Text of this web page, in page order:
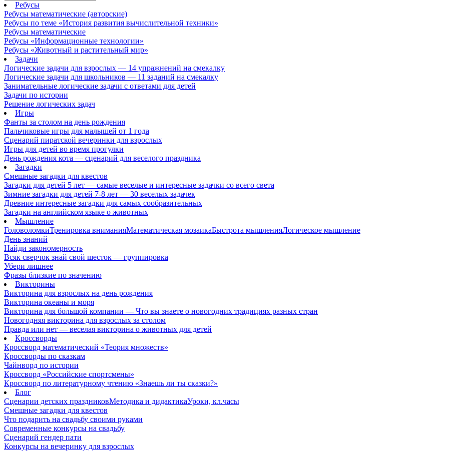
Ребусы
Ребусы математические (авторские)
Ребусы по теме «История развития вычислительной техники»
Ребусы математические
Ребусы «Информационные технологии»
Ребусы «Животный и растительный мир»
Задачи
Логические задачи для взрослых — 14 упражнений на смекалку
Логические задачи для школьников — 11 заданий на смекалку
Занимательные логические задачи с ответами для детей
Задачи по истории
Решение логических задач
Игры
Фанты за столом на день рождения
Пальчиковые игры для малышей от 1 года
Сценарий пиратской вечеринки для взрослых
Игры для детей во время прогулки
День рождения кота — сценарий для веселого праздника
Загадки
Смешные загадки для квестов
Загадки для детей 5 лет — самые веселые и интересные задачки со всего света
Зимние загадки для детей 7-8 лет — 30 веселых задачек
Древние интересные загадки для самых сообразительных
Загадки на английском языке о животных
Мышление
ГоловоломкиТренировка вниманияМатематическая мозаикаБыстрота мышленияЛогическое мышление
День знаний
Найди закономерность
Всяк сверчок знай свой шесток — группировка
Убери лишнее
Фразы близкие по значению
Викторины
Викторина для взрослых на день рождения
Викторина океаны и моря
Викторина для большой компании — Что вы знаете о новогодних традициях разных стран
Новогодняя викторина для взрослых за столом
Правда или нет — веселая викторина о животных для детей
Кроссворды
Кроссворд математический «Теория множеств»
Кроссворды по сказкам
Чайнворд по истории
Кроссворд «Российские спортсмены»
Кроссворд по литературному чтению «Знаешь ли ты сказки?»
Блог
Сценарии детских праздниковМетодика и дидактикаУроки, кл.часы
Смешные загадки для квестов
Что подарить на свадьбу своими руками
Современные конкурсы на свадьбу
Сценарий гендер пати
Конкурсы на вечеринку для взрослых